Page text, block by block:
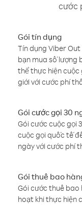
cước
Gói tín dụng
Tín dụng Viber
bạn mua số lượng
thể thực hiện
giới với cước phí
Gói cước gọi 30
Gói cước cuộc gọi
cuộc gọi quốc tế
ngày với cước phí
Gói thuê bao
Gói cước thuê bao
hoạt khi thực hiện